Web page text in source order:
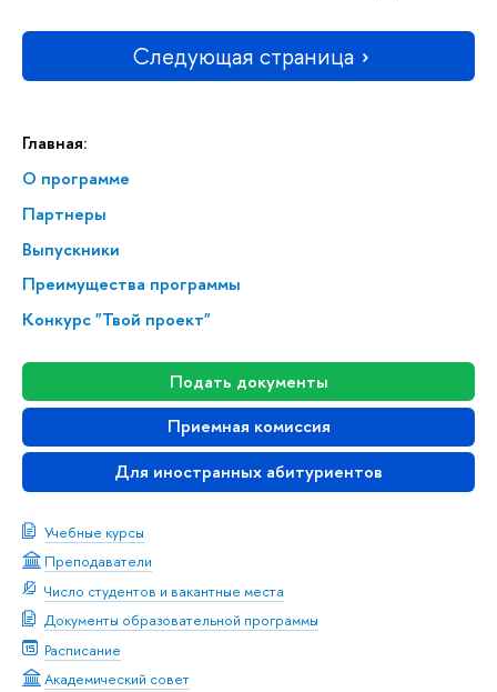
Главная:
О программе
Партнеры
Выпускники
Преимущества программы
Конкурс "Твой проект"
Подать документы
Приемная комиссия
Для иностранных абитуриентов
Учебные курсы
Преподаватели
Число студентов и вакантные места
Документы образовательной программы
Расписание
Академический совет
Следующая страница